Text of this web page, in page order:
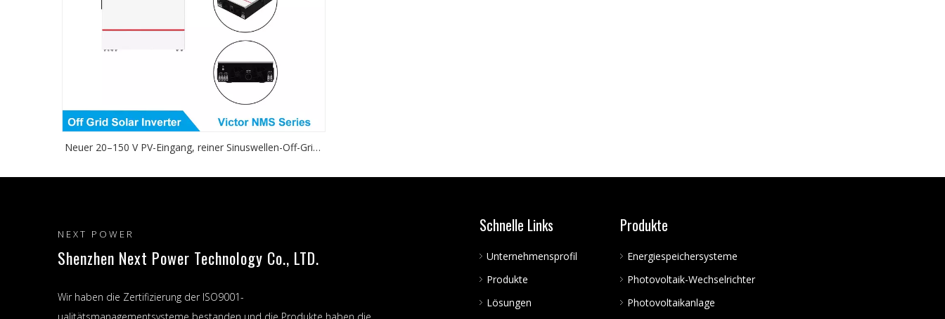
Neuer 20–150 V PV-Eingang, reiner Sinuswellen-Off-Grid-
mit Batterien
NEXT POWER
Shenzhen Next Power Technology Co., LTD.
Wir haben die Zertifizierung der ISO9001-
Schnelle Links
Unternehmensprofil
Produkte
Lösungen
Produkte
Energiespeichersysteme
Photovoltaik-Wechselrichter
Photovoltaikanlage